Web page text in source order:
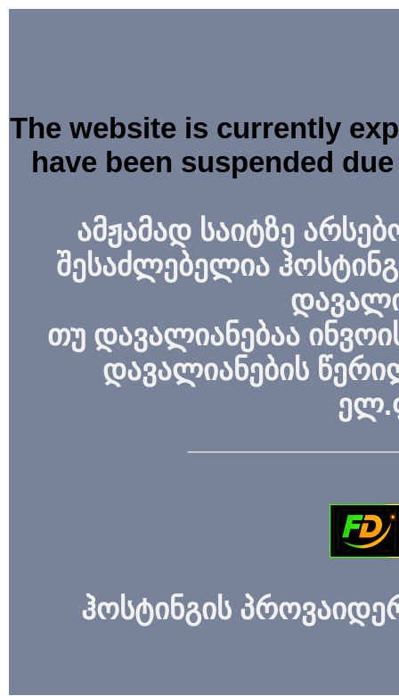
The website is currently
have been suspended
ამჟამად საიტზე
შესაძლებელია
თუ დავალიანებაა
დავალიანების
ჰოსტინგის